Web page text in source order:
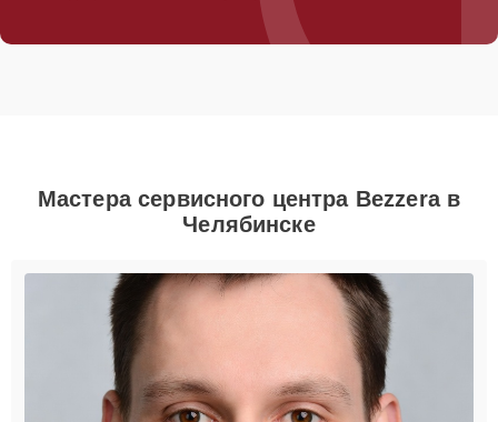
Мастера сервисного центра Bezzera в
Челябинске